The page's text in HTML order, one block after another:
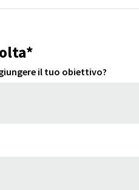
il tuo obiettivo?